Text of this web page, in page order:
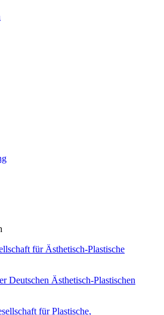
für Ästhetisch-Plastische
Deutschen Ästhetisch-Plastischen
für Plastische,